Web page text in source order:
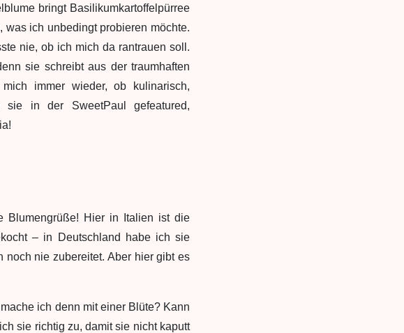
bringt Basilikumkartoffelpürree
ich unbedingt probieren möchte.
nie, ob ich mich da rantrauen soll.
sie schreibt aus der traumhaften
immer wieder, ob kulinarisch,
sie in der SweetPaul gefeatured,
Blumengrüße! Hier in Italien ist die
– in Deutschland habe ich sie
noch nie zubereitet. Aber hier gibt es
ich denn mit einer Blüte? Kann
sie richtig zu, damit sie nicht kaputt